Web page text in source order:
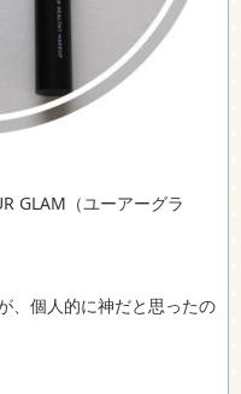
GLAM（ユーアーグラ
、個人的に神だと思ったの